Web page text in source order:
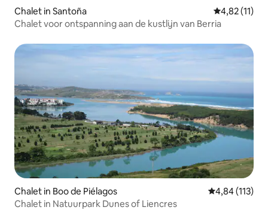
Chalet in Santoña Gemiddelde
4,82 (11)
Chalet voor ontspanning aan de kustlijn van Berria
Chalet in Boo de Piélagos Gemiddelde
4,84 (113)
Chalet in Natuurpark Dunes of Liencres